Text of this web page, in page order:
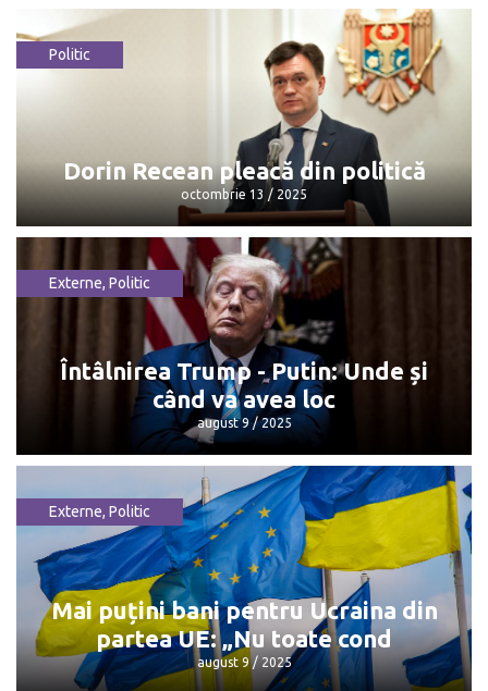
Maia Sandu: „Mulțumesc, Dorin, pentru
octombrie 13 / 2025
Politic
Dorin Recean pleacă din politică
octombrie 13 / 2025
Dorin Recean pleacă din politică
octombrie 13 / 2025
Externe, Politic
Întâlnirea Trump - Putin: Unde și
când va avea loc
august 9 / 2025
Întâlnirea Trump - Putin: Unde și când
va avea loc
august 9 / 2025
Externe, Politic
Mai puțini bani pentru Ucraina din
partea UE: „Nu toate cond
august 9 / 2025